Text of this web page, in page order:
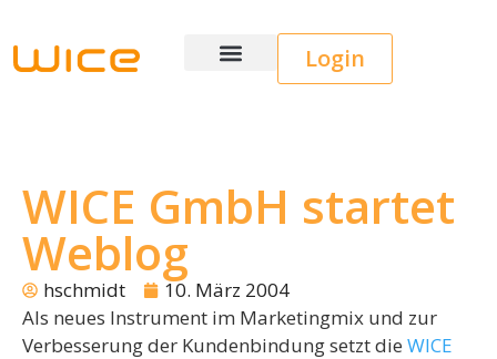
Login
WICE GmbH startet
Weblog
hschmidt
10. März 2004
Als neues Instrument im Marketingmix und zur
Verbesserung der Kundenbindung setzt die WICE